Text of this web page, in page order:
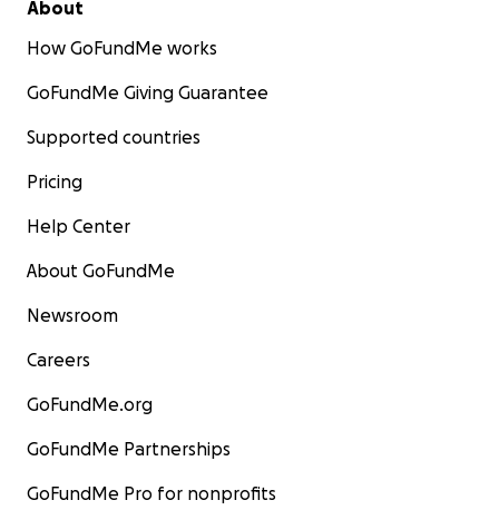
About
How GoFundMe works
GoFundMe Giving Guarantee
Supported countries
Pricing
Help Center
About GoFundMe
Newsroom
Careers
GoFundMe.org
GoFundMe Partnerships
GoFundMe Pro for nonprofits